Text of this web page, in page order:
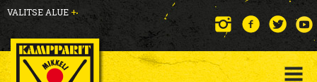
VALITSE ALUE +